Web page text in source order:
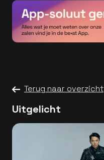
Terug naar overzicht
Uitgelicht